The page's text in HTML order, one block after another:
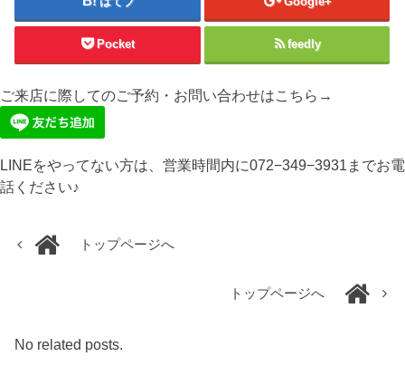
Pocket feedly
ご来店に際してのご予約・お問い合わせはこちら→
LINEをやってない方は、営業時間内に072−349−3931までお電
話ください♪
トップページへ
トップページへ
No related posts.